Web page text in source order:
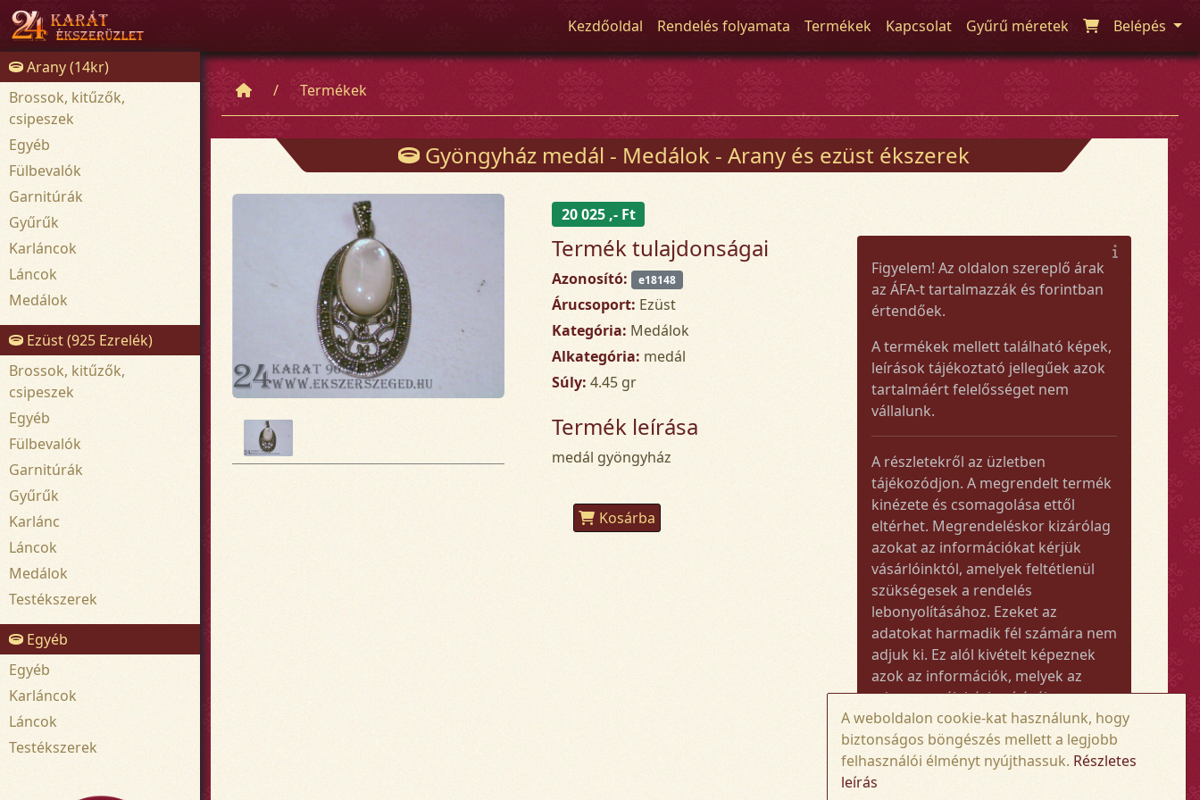
Kezdőoldal Rendelés folyamata Termékek Kapcsolat Gyűrű méretek Belépés
Arany (14kr)
Brossok, kitűzők,
csipeszek
Egyéb
Fülbevalók
Garnitúrák
Gyűrűk
Karláncok
Láncok
Medálok
Ezüst (925 Ezrelék)
Brossok, kitűzők,
csipeszek
Egyéb
Fülbevalók
Garnitúrák
Gyűrűk
Karlánc
Láncok
Medálok
Testékszerek
Egyéb
Egyéb
Karláncok
Láncok
Testékszerek
Termékek
Gyöngyház medál - Medálok - Arany és ezüst ékszerek
20 025 ,- Ft
Termék tulajdonságai
Azonosító: e18148
Árucsoport: Ezüst
Kategória: Medálok
Alkategória: medál
Súly: 4.45 gr
Termék leírása
medál gyöngyház
Kosárba
Figyelem! Az oldalon szereplő árak
az ÁFA-t tartalmazzák és forintban
értendőek.
A termékek mellett található képek,
leírások tájékoztató jellegűek azok
tartalmáért felelősséget nem
vállalunk.
A részletekről az üzletben
tájékozódjon. A megrendelt termék
kinézete és csomagolása ettől
eltérhet. Megrendeléskor kizárólag
azokat az információkat kérjük
vásárlóinktól, amelyek feltétlenül
szükségesek a rendelés
lebonyolításához. Ezeket az
adatokat harmadik fél számára nem
adjuk ki. Ez alól kivételt képeznek
azok az információk, melyek az
adott termék kézbesítéséhez vagy
kiszállításához szükségesek.
Amennyiben a megrendelt termék
összege meghaladja az 50.000 Ft-ot,
A weboldalon cookie-kat használunk, hogy
biztonságos böngészés mellett a legjobb
felhasználói élményt nyújthassuk. Részletes
leírás